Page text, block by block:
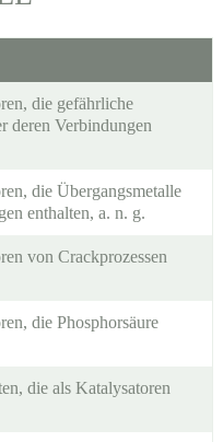
die gefährliche
deren Verbindungen
die Übergangsmetalle
enthalten, a. n. g.
von Crackprozessen
die Phosphorsäure
die als Katalysatoren